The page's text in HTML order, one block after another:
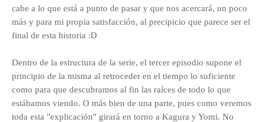
cabe a lo que está a punto de pasar y que nos acercará, un poco
más y para mi propia satisfacción, al precipicio que parece ser el
final de esta historia :D
Dentro de la estructura de la serie, el tercer episodio supone el
principio de la misma al retroceder en el tiempo lo suficiente
como para que descubramos al fin las raíces de todo lo que
estábamos viendo. O más bien de una parte, pues como veremos
toda esta "explicación" girará en torno a Kagura y Yomi. No